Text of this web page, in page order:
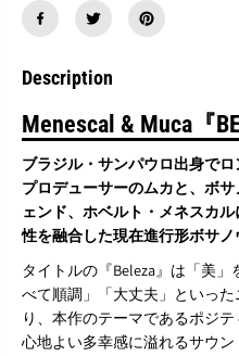
a
&
a
p
M
u
c
a
『
B
E
L
Z
c
a
p
M
u
c
a
『
B
E
L
E
Z
Description
Menescal & Muca『
ブラジル・サンパウロ出身で
プロデューサーのムカと、ボ
ェンド、ホベルト・メネスカ
性を融合した現在進行形ボサノ
タイトルの『Beleza』は「美
べて順調」「大丈夫」といっ
り、本作のテーマであるポジ
心地よい多幸感に溢れるサウン